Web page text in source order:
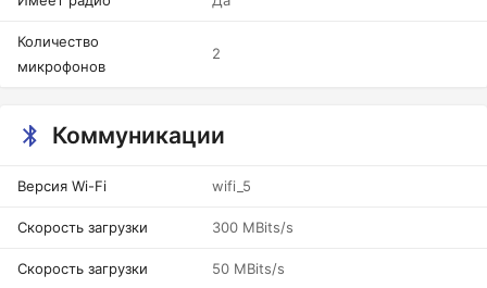
Количество
микрофонов
2
Коммуникации
Версия Wi-Fi wifi_5
Скорость загрузки 300 MBits/s
Скорость загрузки 50 MBits/s